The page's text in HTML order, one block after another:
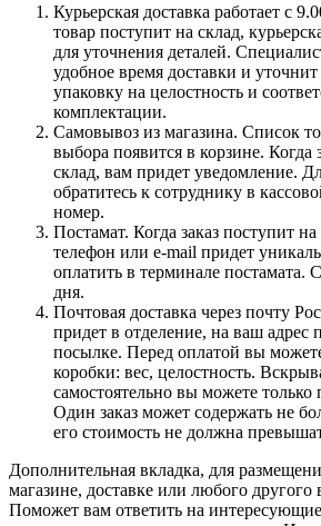
Курьерская доставка работает с
товар поступит на склад,
для уточнения деталей.
удобное время доставки и
упаковку на целостность и
комплектации.
Самовывоз из магазина. Список
выбора появится в корзине. Когда
склад, вам придет уведомление.
обратитесь к сотруднику в
номер.
Постамат. Когда заказ поступит
телефон или e-mail придет
оплатить в терминале
дня.
Почтовая доставка через почту
придет в отделение, на ваш адрес
посылке. Перед оплатой вы
коробки: вес, целостность.
самостоятельно вы можете только
Один заказ может содержать не
его стоимость не должна
Дополнительная вкладка, для
магазине, доставке или любого другого
Поможет вам ответить на